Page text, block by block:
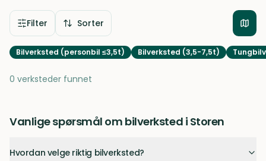
Filter Sorter
Bilverksted (personbil ≤3,5t) Bilverksted (3,5-7,5t)
0 verksteder funnet
Vanlige spørsmål om bilverksted i Storen
Hvordan velge riktig bilverksted?